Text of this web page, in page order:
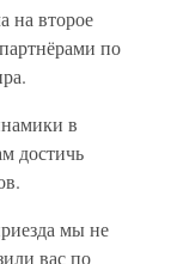
на второе
по
в
достичь
мы не
вас по